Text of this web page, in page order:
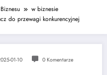
w biznesie
do przewagi konkurencyjnej
01-10 0 Komentarze